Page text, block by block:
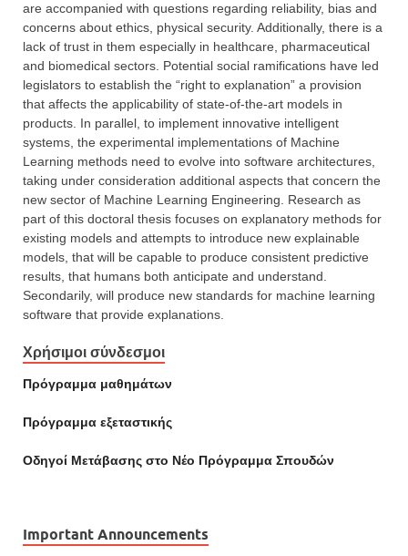
are accompanied with questions regarding reliability, bias and
concerns about ethics, physical security. Additionally, there is a
lack of trust in them especially in healthcare, pharmaceutical
and biomedical sectors. Potential social ramifications have led
legislators to establish the “right to explanation” a provision
that affects the applicability of state-of-the-art models in
products. In parallel, to implement innovative intelligent
systems, the experimental implementations of Machine
Learning methods need to evolve into software architectures,
taking under consideration additional aspects that concern the
new sector of Machine Learning Engineering. Research as
part of this doctoral thesis focuses on explanatory methods for
existing models and attempts to introduce new explainable
models, that will be capable to produce consistent predictive
results, that humans both anticipate and understand.
Secondarily, will produce new standards for machine learning
software that provide explanations.
Χρήσιμοι σύνδεσμοι
Πρόγραμμα μαθημάτων
Πρόγραμμα εξεταστικής
Οδηγοί Mετάβασης στο Νέο Πρόγραμμα Σπουδών
Important Announcements